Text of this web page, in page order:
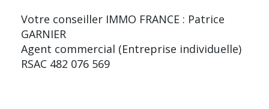
Votre conseiller IMMO FRANCE : Patrice
GARNIER
Agent commercial (Entreprise individuelle)
RSAC 482 076 569